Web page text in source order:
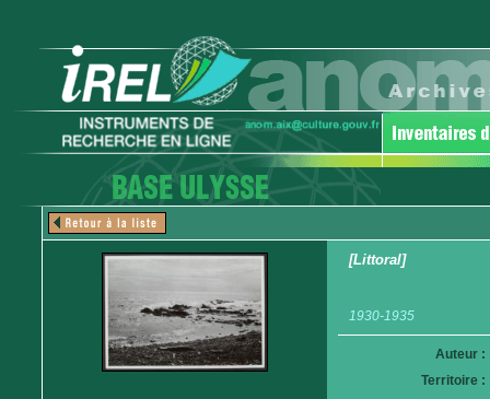
[Littoral]
1930-1935
Auteur :
Territoire :